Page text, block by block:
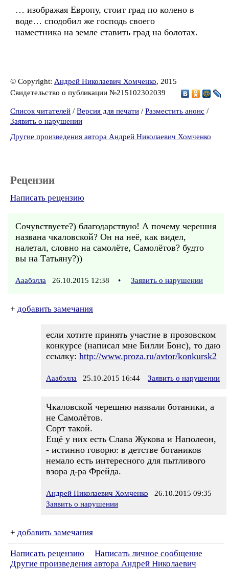
… изображая Европу, стоит град по колено в
воде… сподобил же господь своего
наместника на земле ставить град на болотах.
© Copyright: Андрей Николаевич Хомченко, 2015
Свидетельство о публикации №215102302039
Список читателей / Версия для печати / Разместить анонс /
Заявить о нарушении
Другие произведения автора Андрей Николаевич Хомченко
Рецензии
Написать рецензию
Сочувствуете?) благодарствую! А почему черешня
названа чкаловской? Он на неё, как видел,
налетал, словно на самолёте, Самолётов? будто
вы на Татьяну?))
Ааабэлла 26.10.2015 12:38 • Заявить о нарушении
+ добавить замечания
если хотите принять участие в прозовском
конкурсе (написал мне Билли Бонс), то даю
ссылку: http://www.proza.ru/avtor/konkursk2
Ааабэлла 25.10.2015 16:44 Заявить о нарушении
Чкаловской черешню назвали ботаники, а
не Самолётов.
Сорт такой.
Ещё у них есть Слава Жукова и Наполеон,
- истинно говорю: в детстве ботаников
немало есть интересного для пытливого
взора д-ра Фрейда.
Андрей Николаевич Хомченко 26.10.2015 09:35
Заявить о нарушении
+ добавить замечания
Написать рецензию
Написать личное сообщение
Другие произведения автора Андрей Николаевич